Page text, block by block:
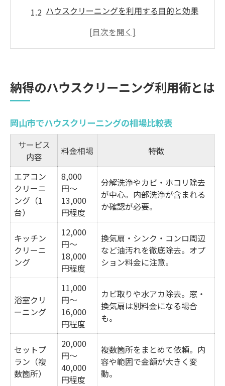
ハウスクリーニングを利用する目的と効果
納得できるサービス選びのコツ
サービス内容と清掃範囲の要確認ポイント
清掃範囲とサービス内容の比較表
サービス内容を事前に確認する重要性
範囲外となるケースと注意事項
浴室や換気扇の清掃範囲を徹底解説
信頼できる業者選びで後悔しないために
岡山市のハウスクリーニング業者比較表
信頼性を見極めるポイントと注意点
口コミや評判を活用した選び方
保証内容やアフターサービスの確認
業者選びで失敗しないチェック項目
家事効率化に役立つ注意点を徹底解説
家事効率化のためのハウスクリーニング活
時間短縮に繋がる依頼タイミングとは
効率アップを図る事前準備リスト
ハウスクリーニングで得られる家事軽減効
納得のハウスクリーニング利用術とは
岡山市でハウスクリーニングの相場比較表
サービス
内容
料金相場 特徴
エアコン
クリーニ
ング（1
台）
8,000
円〜
13,000
円程度
分解洗浄やカビ・ホコリ除去
が中心。内部洗浄が含まれる
か確認が必要。
キッチン
クリーニ
ング
12,000
円〜
18,000
円程度
換気扇・シンク・コンロ周辺
など油汚れを徹底除去。オプ
ション料金に注意。
浴室クリ
ーニング
11,000
円〜
16,000
円程度
カビ取りや水アカ除去。窓・
換気扇は別料金になる場合
も。
セットプ
ラン（複
数箇所）
20,000
円〜
40,000
円程度
複数箇所をまとめて依頼。内
容や範囲で金額が大きく変
動。